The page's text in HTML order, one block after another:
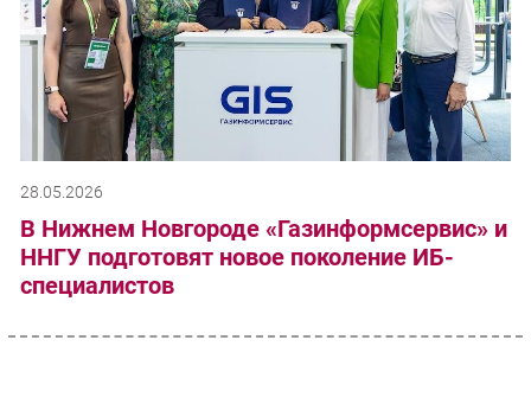
28.05.2026
В Нижнем Новгороде «Газинформсервис» и
ННГУ подготовят новое поколение ИБ-
специалистов